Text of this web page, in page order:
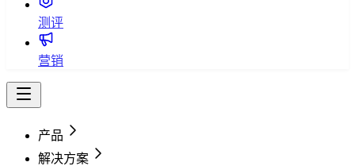
测评
营销
产品
解决方案